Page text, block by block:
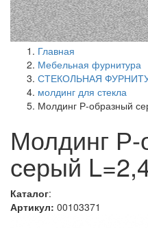
Главная
Мебельная фурнитура
СТЕКОЛЬНАЯ
молдинг для стекла
Молдинг Р-образный
Молдинг
серый
Каталог:
Артикул: 00103371